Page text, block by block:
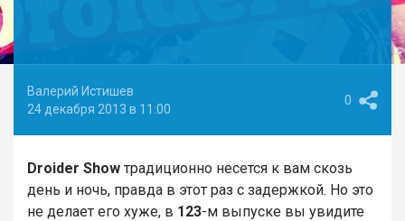
Валерий Истишев
24 декабря 2013 в 11:00
0
Droider Show традиционно несется к вам скозь
день и ночь, правда в этот раз с задержкой. Но это
не делает его хуже, в 123-м выпуске вы увидите